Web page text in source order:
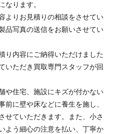
なります。
よりお見積りの相談をさせてい
品写真の送信をお願いさせてい
り内容にご納得いただけました
いただき買取専門スタッフが回
や住宅、施設にキズが付かない
前に壁や床などに養生を施し、
せていただきます。また、小さ
よう細心の注意を払い、丁寧か